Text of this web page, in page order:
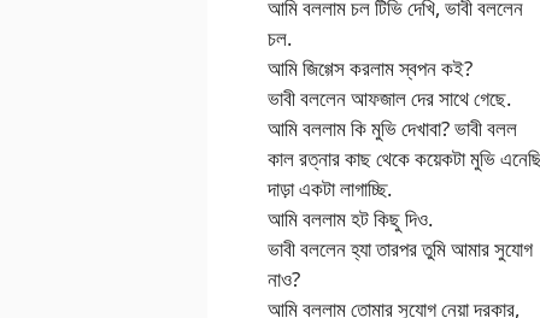
আমি বললাম চল টিভি দেখি, ভাবী বললেন
চল.
আমি জিগ্গেস করলাম স্বপন কই?
ভাবী বললেন আফজাল দের সাথে গেছে.
আমি বললাম কি মুভি দেখাবা? ভাবী বলল
কাল রত্নার কাছ থেকে কয়েকটা মুভি
দাড়া একটা লাগাচ্ছি.
আমি বললাম হট কিছু দিও.
ভাবী বললেন হ্যা তারপর তুমি আমার সুযোগ
নাও?
আমি বললাম তোমার সুযোগ নেয়া দরকার,